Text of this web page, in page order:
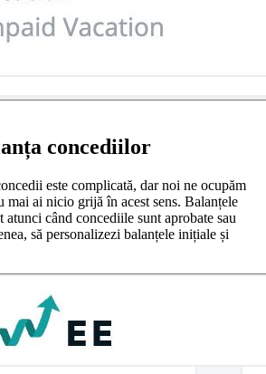
concediilor
este complicată, dar noi ne ocupăm
mai ai nicio grijă în acest sens. Balanțele
atunci când concediile sunt aprobate sau
să personalizezi balanțele inițiale și